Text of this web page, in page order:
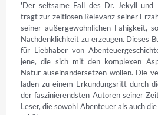
'Der seltsame Fall des Dr. Jekyll und
trägt zur zeitlosen Relevanz seiner
seiner außergewöhnlichen Fähigkeit,
Nachdenklichkeit zu erzeugen. Dieses
für Liebhaber von
jene, die sich mit den komplexen
Natur auseinandersetzen wollen. Die
laden zu einem Erkundungsritt durch
der faszinierendsten Autoren seiner
Leser, die sowohl Abenteuer als auch